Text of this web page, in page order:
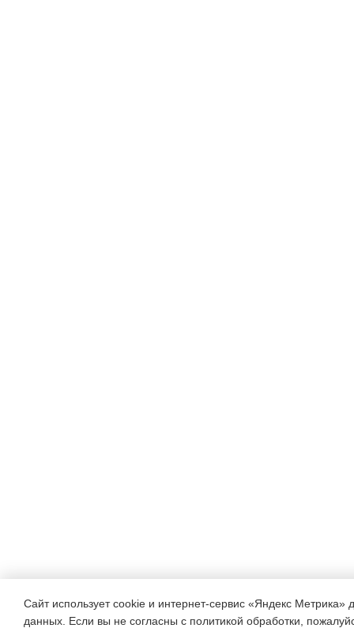
Сайт использует cookie и интернет-сервис «Яндекс Метрика»
данных. Если вы не согласны с политикой обработки,